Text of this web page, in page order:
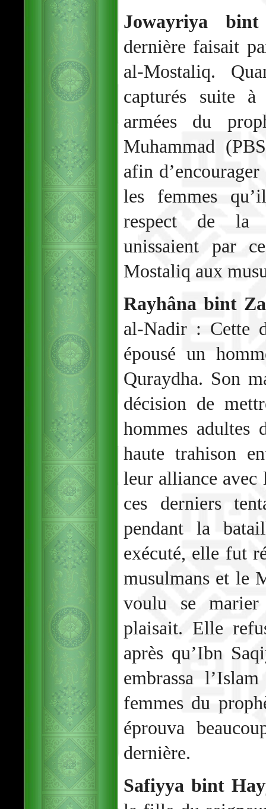
Jowayriya
dernière faisait
al-Mostaliq.
capturés suite
armées du
Muhammad
afin
les femmes
respect de la
unissaient par
Mostaliq aux
Rayhâna bint
al-Nadir : Cette
épousé un
Quraydha. Son
décision de
hommes adultes
haute trahison
leur alliance avec
ces derniers
pendant la
exécuté, elle fut
musulmans et le
voulu se
plaisait. Elle
après qu’Ibn
embrassa
femmes du
éprouva
dernière.
Safiyya bint